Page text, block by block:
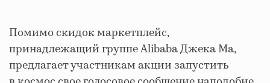
Помимо скидок маркетплейс,
принадлежащий группе Alibaba Джека Ма,
предлагает участникам акции запустить